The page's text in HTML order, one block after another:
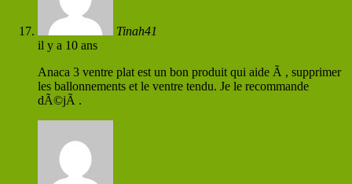
Tinah41
il y a 10 ans
Anaca 3 ventre plat est un bon produit qui aide Ã , supprimer
les ballonnements et le ventre tendu. Je le recommande
dÃ©jÃ .